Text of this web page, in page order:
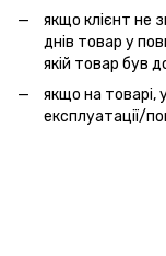
якщо клієнт не
днів товар у
якій товар був
якщо на товарі,
експлуатації/